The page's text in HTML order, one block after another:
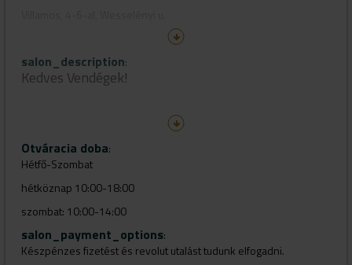
https://goo.gl/maps/vUa8VgK9vSFETf8LA
salon_description:
Kedves Vendégek!
+36308539812
Gyere el a Curly's Hair üzletünkbe, amely most nyílt meg a
utcában.
Otváracia doba:
Hétfő-Szombat
hétköznap 10:00-18:00
szombat: 10:00-14:00
salon_payment_options:
Készpénzes fizetést és revolut utalást tudunk elfogadni.